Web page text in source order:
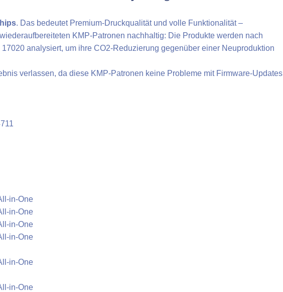
. Das bedeutet Premium-Druckqualität und volle Funktionalität –
KMP-Patronen nachhaltig: Die Produkte werden nach
analysiert, um ihre CO2-Reduzierung gegenüber einer Neuproduktion
verlassen, da diese KMP-Patronen keine Probleme mit Firmware-Updates
in-One
in-One
in-One
in-One
in-One
in-One